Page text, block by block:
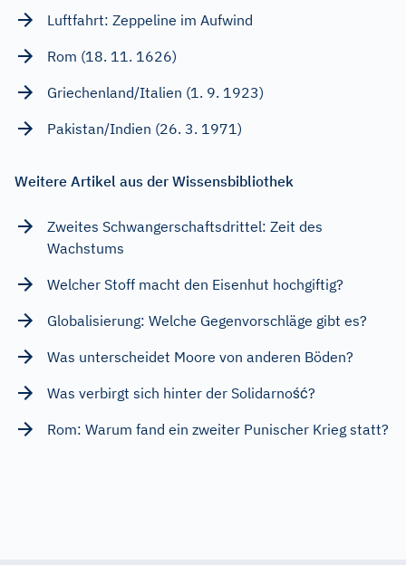
Luftfahrt: Zeppeline im Aufwind
Rom (18. 11. 1626)
Griechenland/Italien (1. 9. 1923)
Pakistan/Indien (26. 3. 1971)
Weitere Artikel aus der Wissensbibliothek
Zweites Schwangerschaftsdrittel: Zeit des
Wachstums
Welcher Stoff macht den Eisenhut hochgiftig?
Globalisierung: Welche Gegenvorschläge gibt es?
Was unterscheidet Moore von anderen Böden?
Was verbirgt sich hinter der Solidarność?
Rom: Warum fand ein zweiter Punischer Krieg statt?